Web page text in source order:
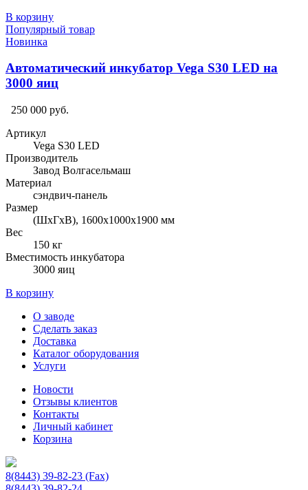
В корзину
Популярный товар
Новинка
Автоматический инкубатор Vega S30 LED на
3000 яиц
250 000 руб.
Артикул
Vega S30 LED
Производитель
Завод Волгасельмаш
Материал
сэндвич-панель
Размер
(ШхГхВ), 1600х1000х1900 мм
Вес
150 кг
Вместимость инкубатора
3000 яиц
В корзину
О заводе
Сделать заказ
Доставка
Каталог оборудования
Услуги
Новости
Отзывы клиентов
Контакты
Личный кабинет
Корзина
8(8443) 39-82-23 (Fax)